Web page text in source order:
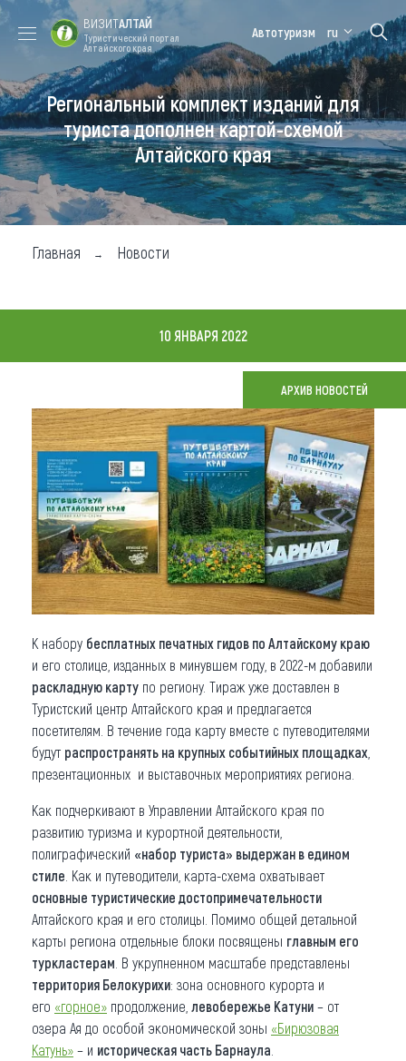
Форум VISIT
ALTAI
Цветение
маральника
Медицинский
форум
Алтайская
зимовка
Туры
Где побывать
Чем заняться
Карта
Что привезти (сувениры)
О регионе
Коллекция впечатлений
Другие рубрики
ВИЗИТАЛТАЙ
Туристический портал
Алтайского края
Автотуризм ru
Региональный комплект изданий для
туриста дополнен картой-схемой
Алтайского края
Главная Новости
10 ЯНВАРЯ 2022
АРХИВ НОВОСТЕЙ
К набору бесплатных печатных гидов по Алтайскому краю
и его столице, изданных в минувшем году, в 2022-м добавили
раскладную карту по региону. Тираж уже доставлен в
Туристский центр Алтайского края и предлагается
посетителям. В течение года карту вместе с путеводителями
будут распространять на крупных событийных площадках
презентационных и выставочных мероприятиях региона.
Как подчеркивают в Управлении Алтайского края по
развитию туризма и курортной деятельности,
полиграфический «набор туриста» выдержан в едином
стиле . Как и путеводители, карта-схема охватывает
основные туристические достопримечательности
Алтайского края и его столицы. Помимо общей детальной
карты региона отдельные блоки посвящены главным его
туркластерам . В укрупненном масштабе представлены
территория Белокурихи: зона основного курорта и
его «горное» продолжение, левобережье Катуни – от
озера Ая до особой экономической зоны «Бирюзовая
Катунь» – и историческая часть Барнаула